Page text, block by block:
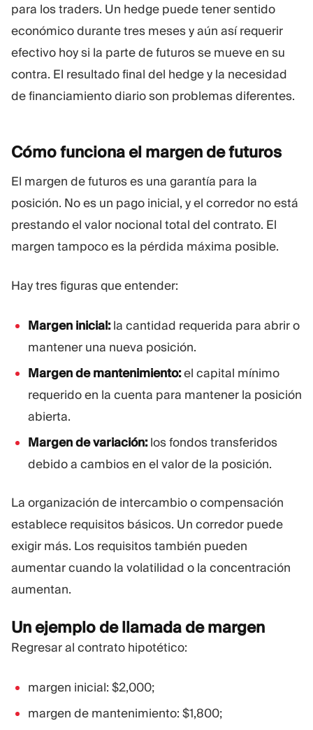
para los traders. Un hedge puede tener sentido
económico durante tres meses y aún así requerir
efectivo hoy si la parte de futuros se mueve en su
contra. El resultado final del hedge y la necesidad
de financiamiento diario son problemas diferentes.
Cómo funciona el margen defuturos
El margen de futuros es una garantía para la
posición. No es un pago inicial, y el corredor no está
prestando el valor nocional total del contrato. El
margen tampoco es la pérdida máxima posible.
Hay tres figuras que entender:
Margen inicial:la cantidad requerida para abrir o
mantener una nueva posición.
Margen de mantenimiento:el capital mínimo
requerido en la cuenta para mantener la posición
abierta.
Margen de variación:los fondos transferidos
debido a cambios en el valor de la posición.
La organización de intercambio o compensación
establece requisitos básicos. Un corredor puede
exigir más. Los requisitos también pueden
aumentar cuando la volatilidad o la concentración
aumentan.
Un ejemplo de llamada de margen
Regresar al contrato hipotético:
margen inicial: $2,000;
margen de mantenimiento: $1,800;